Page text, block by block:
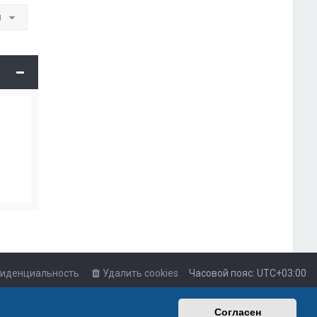
Согласен
Часовой пояс: UTC+03:00
Удалить cookies